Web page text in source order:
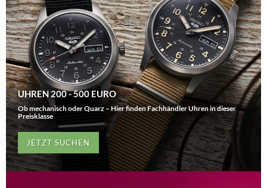
UHREN 200 - 500 EURO
Ob mechanisch oder Quarz – Hier finden Fachhändler Uhren in dieser
Preisklasse
JETZT SUCHEN